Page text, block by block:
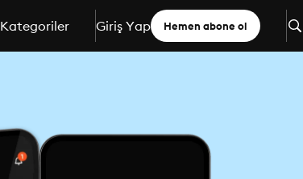
Kategoriler Giriş Yap Hemen abone ol